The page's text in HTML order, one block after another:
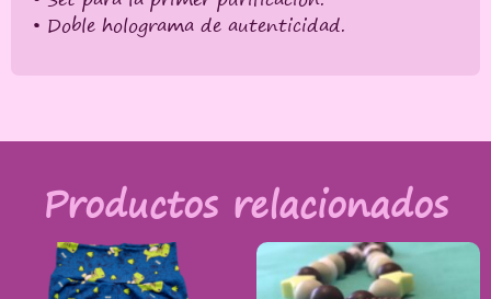
• Doble holograma de autenticidad.
Productos relacionados